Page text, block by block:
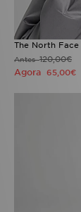
The North Face
Antes120,00€
Agora 65,00€